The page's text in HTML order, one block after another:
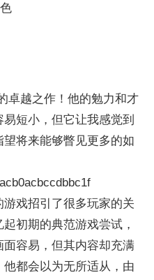
卓越之作！他的勉力和才
短小，但它让我感觉到
将来能够瞥见更多的如
戏招引了很多玩家的关
初期的典范游戏尝试，
容易，但其内容却充满
都会以为无所适从，由